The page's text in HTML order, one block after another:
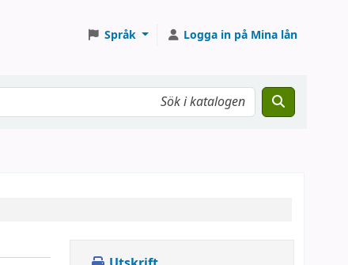
Språk Logga in på Mina lån